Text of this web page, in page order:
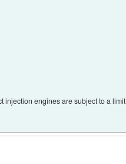
injection engines are subject to a limit